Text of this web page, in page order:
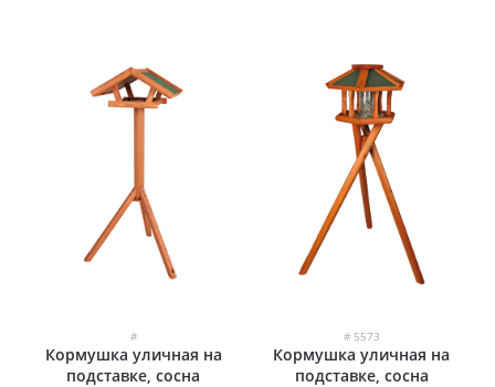
#
Кормушка уличная на
подставке, сосна
# 5573
Кормушка уличная на
подставке, сосна